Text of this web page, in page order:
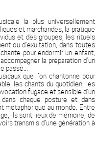
la plus universellement
et marchandes, la pratique
et des groupes, les rituels
ou d’exultation, dans toutes
pour endormir un enfant,
la préparation d’un
passé...
que l’on chantonne pour
les chants du quotidien, les
fugace et sensible d’un
chaque posture et dans
métaphorique au monde. Entre
ils sont lieux de mémoire, de
transmis d’une génération à